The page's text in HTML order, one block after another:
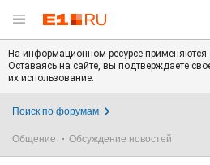
На информационном ресурсе
Оставаясь на сайте, вы подтверждаете
их использование.
Поиск по форумам
Общение Обсуждение новостей